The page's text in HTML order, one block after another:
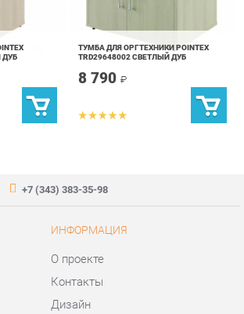
+7 (343) 383-35-98
О проекте
Контакты
Дизайн